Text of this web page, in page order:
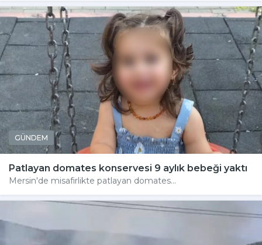
GÜNDEM
Patlayan domates konservesi 9 aylık bebeği yaktı
Mersin'de misafirlikte patlayan domates...